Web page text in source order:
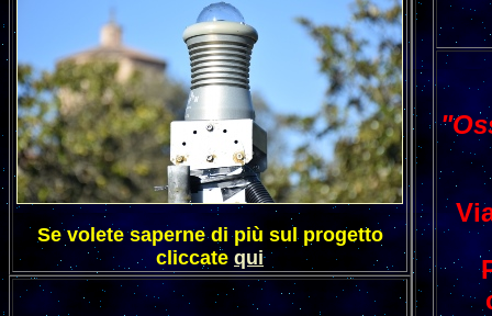
Se volete saperne di più sul progetto
cliccate qui